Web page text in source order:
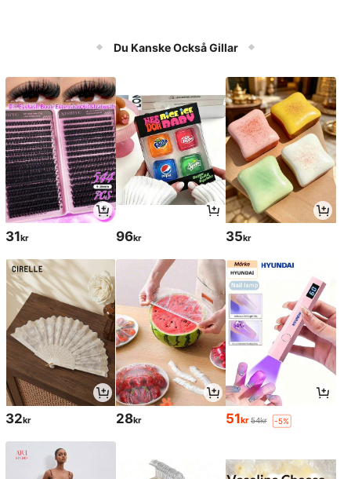
Du Kanske Också Gillar
31kr 96kr 35kr
32kr 28kr 51kr 54kr -5%